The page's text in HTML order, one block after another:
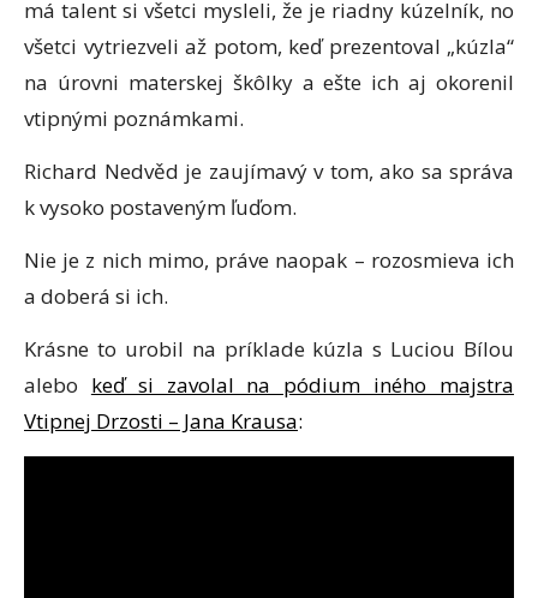
má talent si všetci mysleli, že je riadny kúzelník, no
všetci vytriezveli až potom, keď prezentoval „kúzla“
na úrovni materskej škôlky a ešte ich aj okorenil
vtipnými poznámkami.
Richard Nedvěd je zaujímavý v tom, ako sa správa
k vysoko postaveným ľuďom.
Nie je z nich mimo, práve naopak – rozosmieva ich
a doberá si ich.
Krásne to urobil na príklade kúzla s Luciou Bílou
alebo keď si zavolal na pódium iného majstra
Vtipnej Drzosti – Jana Krausa: